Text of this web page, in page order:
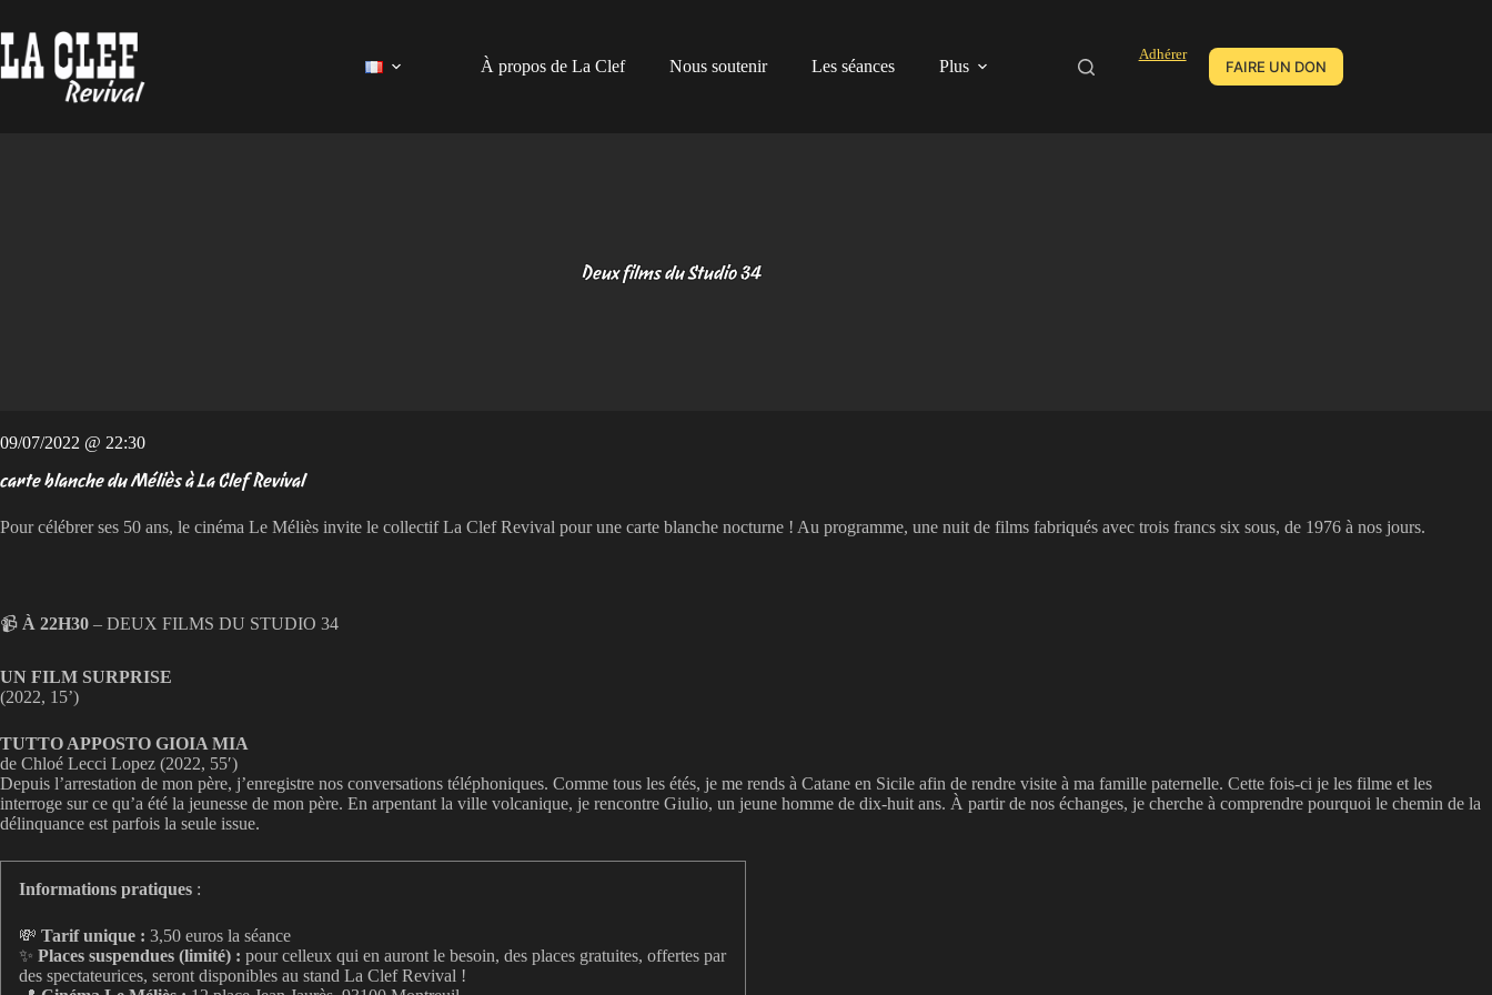
au
contenu
À propos de La Clef
Nous soutenir Les séances Plus
Adhérer
FAIRE UN DON
Deux films du Studio 34
09/07/2022 @ 22:30
carte blanche du Méliès à La Clef Revival
Pour célébrer ses 50 ans, le cinéma Le Méliès invite le collectif La Clef Revival pour une carte blanche nocturne ! Au programme, une nuit de films fabriqués avec trois francs six sous, de 1976 à nos jours.
📹​ À 22H30 – DEUX FILMS DU STUDIO 34
UN FILM SURPRISE
(2022, 15’)
TUTTO APPOSTO GIOIA MIA
de Chloé Lecci Lopez (2022, 55′)
Depuis l’arrestation de mon père, j’enregistre nos conversations téléphoniques. Comme tous les étés, je me rends à Catane en Sicile afin de rendre visite à ma famille paternelle. Cette fois-ci je les filme et les
interroge sur ce qu’a été la jeunesse de mon père. En arpentant la ville volcanique, je rencontre Giulio, un jeune homme de dix-huit ans. À partir de nos échanges, je cherche à comprendre pourquoi le chemin de la
délinquance est parfois la seule issue.
Informations pratiques :
💸 Tarif unique : 3,50 euros la séance
✨ Places suspendues (limité) : pour celleux qui en auront le besoin, des places gratuites, offertes par
des spectateurices, seront disponibles au stand La Clef Revival !